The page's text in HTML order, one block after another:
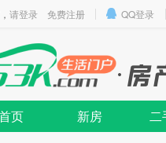
请登录 免费注册 QQ登录
页 新房 二